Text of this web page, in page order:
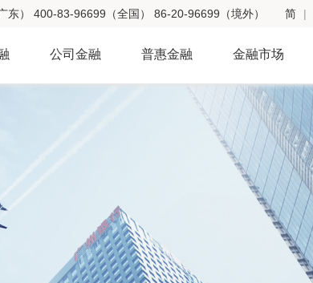
简 |
东） 400-83-96699（全国） 86-20-96699（境外）
公司金融 普惠金融 金融市场